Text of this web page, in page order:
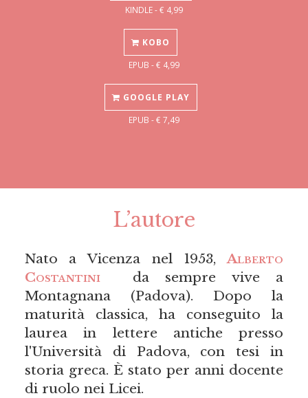
KINDLE - € 4,99
KOBO
EPUB - € 4,99
GOOGLE PLAY
EPUB - € 7,49
L’autore
Nato a Vicenza nel 1953,Alberto
Costantinida sempre vive a
Montagnana (Padova). Dopo la
maturità classica, ha conseguito la
laurea in lettere antiche presso
l'Università di Padova, con tesi in
storia greca. È stato per anni docente
di ruolo nei Licei.